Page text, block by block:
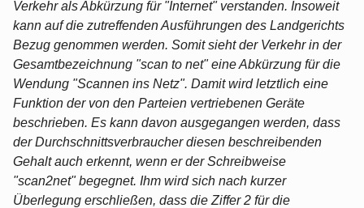
Verkehr als Abkürzung für "Internet" verstanden. Insoweit
kann auf die zutreffenden Ausführungen des Landgerichts
Bezug genommen werden. Somit sieht der Verkehr in der
Gesamtbezeichnung "scan to net" eine Abkürzung für die
Wendung "Scannen ins Netz". Damit wird letztlich eine
Funktion der von den Parteien vertriebenen Geräte
beschrieben. Es kann davon ausgegangen werden, dass
der Durchschnittsverbraucher diesen beschreibenden
Gehalt auch erkennt, wenn er der Schreibweise
"scan2net" begegnet. Ihm wird sich nach kurzer
Überlegung erschließen, dass die Ziffer 2 für die